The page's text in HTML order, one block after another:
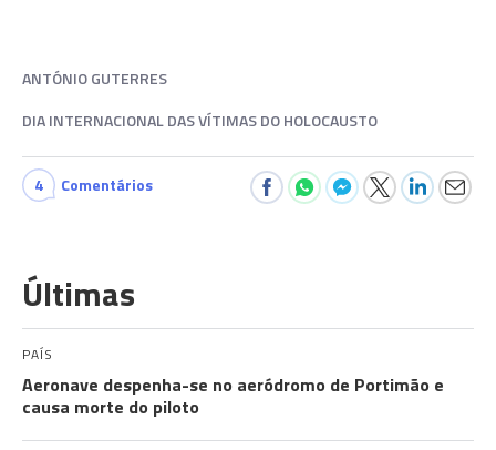
ANTÓNIO GUTERRES
DIA INTERNACIONAL DAS VÍTIMAS DO HOLOCAUSTO
4 Comentários
Últimas
PAÍS
Aeronave despenha-se no aeródromo de Portimão e
causa morte do piloto